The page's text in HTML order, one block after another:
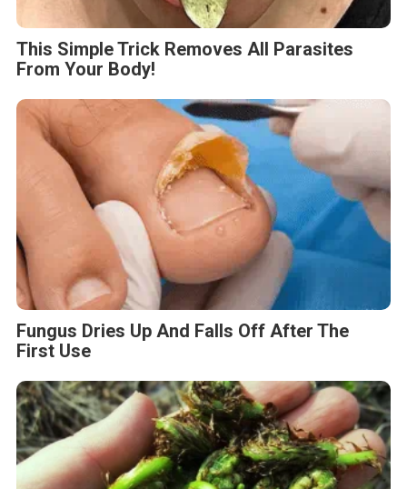
This Simple Trick Removes All Parasites
From Your Body!
Fungus Dries Up And Falls Off After The
First Use